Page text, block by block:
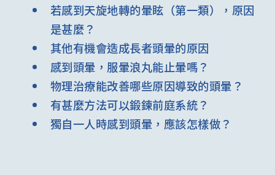
若感到天旋地轉的暈眩（第一類），原因
是甚麼？
其他有機會造成長者頭暈的原因
感到頭暈，服暈浪丸能止暈嗎？
物理治療能改善哪些原因導致的頭暈？
有甚麼方法可以鍛鍊前庭系統？
獨自一人時感到頭暈，應該怎樣做？